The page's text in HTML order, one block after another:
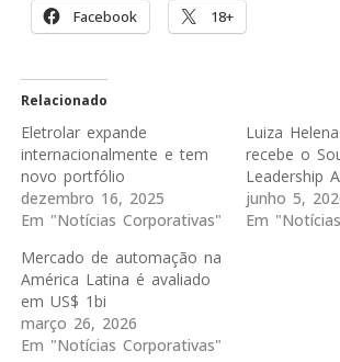
Facebook 18+
Relacionado
Eletrolar expande
internacionalmente e tem
novo portfólio
dezembro 16, 2025
Em "Notícias Corporativas"
Luiza
recebe o
Leadership
junho 5,
Em
Mercado de automação na
América Latina é avaliado
em US$ 1bi
março 26, 2026
Em "Notícias Corporativas"